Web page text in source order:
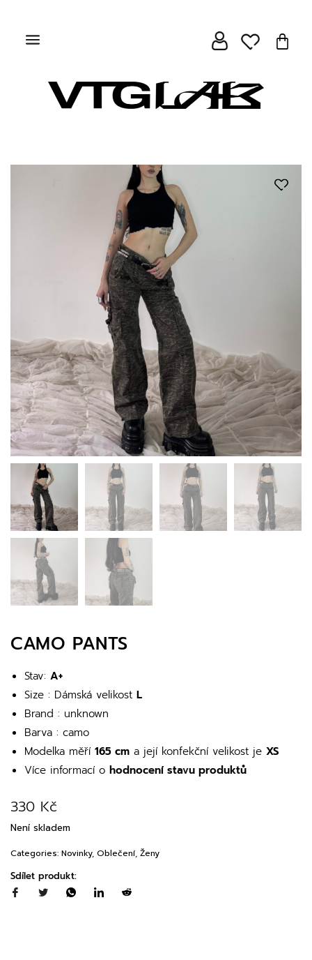
CAMO PANTS
Stav: A+
Size : Dámská velikost L
Brand : unknown
Barva : camo
Modelka měří 165 cm a její konfekční velikost je XS
Více informací o hodnocení stavu produktů
330 Kč
Není skladem
Categories: Novinky, Oblečení, Ženy
Sdílet produkt: